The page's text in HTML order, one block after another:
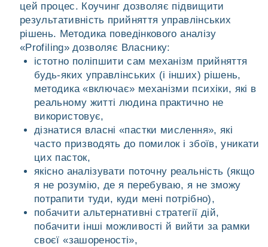
цей процес. Коучинг дозволяє підвищити
результативність прийняття управлінських
рішень. Методика поведінкового аналізу
«Profiling» дозволяє Власнику:
істотно поліпшити сам механізм прийняття
будь-яких управлінських (і інших) рішень,
методика «включає» механізми психіки, які в
реальному житті людина практично не
використовує,
дізнатися власні «пастки мислення», які
часто призводять до помилок і збоїв, уникати
цих пасток,
якісно аналізувати поточну реальність (якщо
я не розумію, де я перебуваю, я не зможу
потрапити туди, куди мені потрібно),
побачити альтернативні стратегії дій,
побачити інші можливості й вийти за рамки
своєї «зашореності»,